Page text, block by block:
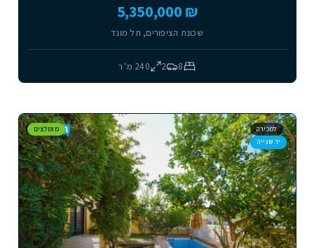
₪ 5,350,000
שכונת הציפורים, תל מונד
8
2
240 מ״ר
למכירה
יד שנייה
מומלצים